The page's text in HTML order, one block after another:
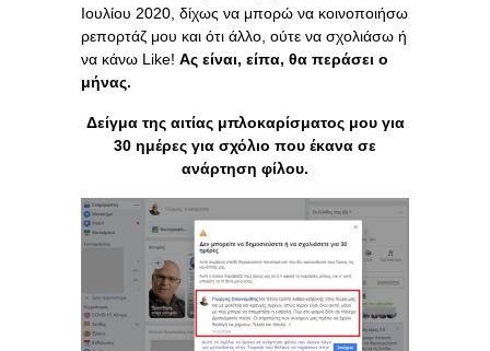
Ιουλίου 2020, δίχως να μπορώ να κοινοποιήσω
ρεπορτάζ μου και ότι άλλο, ούτε να σχολιάσω ή
να κάνω Like! Ας είναι, είπα, θα περάσει ο
μήνας.
Δείγμα της αιτίας μπλοκαρίσματος μου για
30 ημέρες για σχόλιο που έκανα σε
ανάρτηση φίλου.